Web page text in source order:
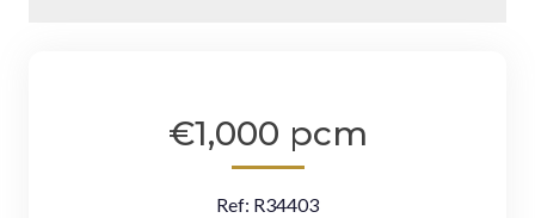
€1,000 pcm
Ref: R34403